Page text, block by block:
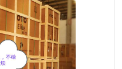
上海托管仓库
上海仓储服务